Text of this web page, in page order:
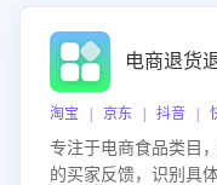
电商退货
淘宝 | 京东 | 抖音 |
专注于电商食品类目
的买家反馈，识别具